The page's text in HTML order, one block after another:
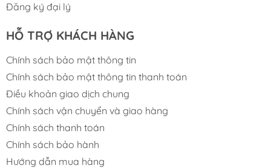
MUA TAY NẮM TỦ Ở ĐÂU?
Mua tay nắm tủ ở đâu luôn là câu hỏi được nhiều
khách hàng quan tâm khi muốn lựa chọn những
Đăng ký đại lý
HỖ TRỢ KHÁCH HÀNG
Chính sách bảo mật thông tin
Chính sách bảo mật thông tin thanh toán
Điều khoản giao dịch chung
Chính sách vận chuyển và giao hàng
Chính sách thanh toán
Chính sách bảo hành
Hướng dẫn mua hàng